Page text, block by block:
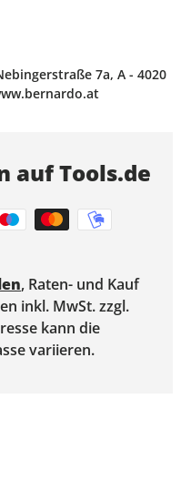
7a, A - 4020
auf Tools.de
, Raten- und Kauf
inkl. MwSt. zzgl.
kann die
variieren.